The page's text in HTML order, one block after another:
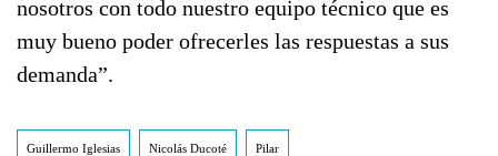
nosotros con todo nuestro equipo técnico que es
muy bueno poder ofrecerles las respuestas a sus
demanda”.
Guillermo Iglesias Nicolás Ducoté Pilar